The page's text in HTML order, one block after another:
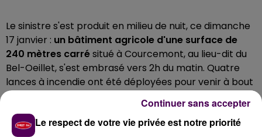
Le sinistre s'est produit en milieu de nuit, ce dimanche
17 janvier : un bâtiment agricole d'une surface de
240 mètres carrésitué à Courcemont, au lieu-dit du
Bel-Oeillet, s'est embrasé vers 2h du matin. Quatre
lances à incendie ont été déployées pour venir à bout
des flammes qui sévissaient dans cet ensemble
90 tonnes de paille et plusieurs engins
mécaniques. Outre les dégâts matériels, personne n'a
Le respect de votre vie privée est notre priorité
Continuer sans accepter